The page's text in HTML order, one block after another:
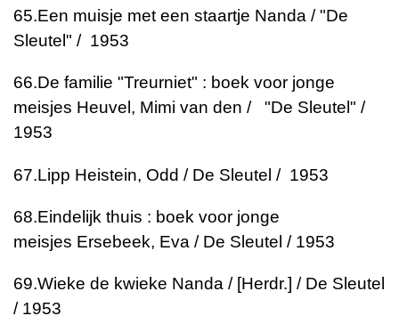
65.Een muisje met een staartje Nanda / "De
Sleutel" / 1953
66.De familie "Treurniet" : boek voor jonge
meisjes Heuvel, Mimi van den / "De Sleutel" /
1953
67.Lipp Heistein, Odd / De Sleutel / 1953
68.Eindelijk thuis : boek voor jonge
meisjes Ersebeek, Eva / De Sleutel / 1953
69.Wieke de kwieke Nanda / [Herdr.] / De Sleutel
/ 1953